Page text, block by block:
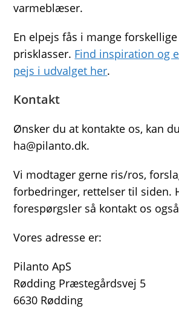
varmeblæser.
En elpejs fås i mange
prisklasser. Find inspiration og
pejs i udvalget her.
Kontakt
Ønsker du at kontakte os, kan
ha@pilanto.dk.
Vi modtager gerne ris/ros,
forbedringer, rettelser til siden.
forespørgsler så kontakt os
Vores adresse er:
Pilanto ApS
Rødding Præstegårdsvej 5
6630 Rødding